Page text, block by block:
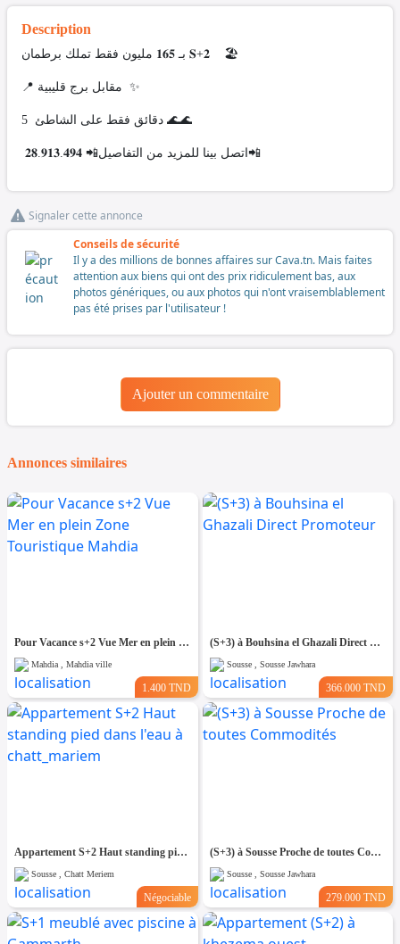
Description
بـ 𝟏𝟔𝟓 مليون فقط تملك برطمان 𝐒+𝟐 🏖️
📍 مقابل برج قليبية ✨
5 دقائق فقط على الشاطئ 🌊🌊
اتصل بينا للمزيد من التفاصيل📲 𝟐𝟖.𝟗𝟏𝟑.𝟒𝟗𝟒📲
Signaler cette annonce
Conseils de sécurité
Il y a des millions de bonnes affaires sur Cava.tn. Mais faites
attention aux biens qui ont des prix ridiculement bas, aux
photos génériques, ou aux photos qui n'ont vraisemblablement
pas été prises par l'utilisateur !
Ajouter un commentaire
Annonces similaires
Pour Vacance s+2 Vue Mer en plein Zone Touristique Mahdia
Mahdia , Mahdia ville
1.400 TND
(S+3) à Bouhsina el Ghazali Direct Promoteur
Sousse , Sousse Jawhara
366.000 TND
Appartement S+2 Haut standing pied dans l'eau à chatt_mariem
Sousse , Chatt Meriem
Négociable
(S+3) à Sousse Proche de toutes Commodités
Sousse , Sousse Jawhara
279.000 TND